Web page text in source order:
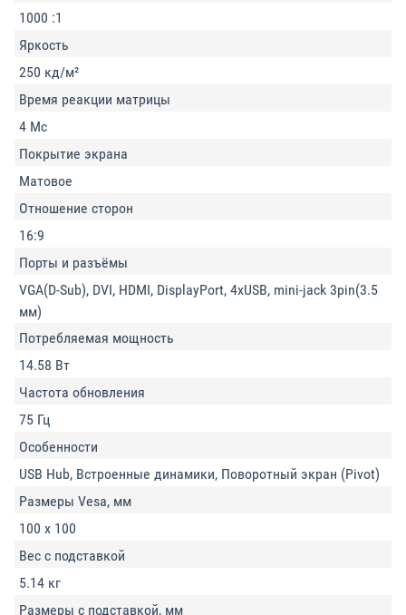
1000 :1
Яркость
250 кд/м²
Время реакции матрицы
4 Мс
Покрытие экрана
Матовое
Отношение сторон
16:9
Порты и разъёмы
VGA(D-Sub), DVI, HDMI, DisplayPort, 4xUSB, mini-jack 3pin(3.5
мм)
Потребляемая мощность
14.58 Вт
Частота обновления
75 Гц
Особенности
USB Hub, Встроенные динамики, Поворотный экран (Pivot)
Размеры Vesa, мм
100 x 100
Вес с подставкой
5.14 кг
Размеры с подставкой, мм